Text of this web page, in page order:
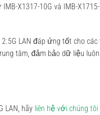
X1317-10G và IMB-
LAN đáp ứng tốt cho
tâm, đảm bảo dữ liệu
LAN, hãy liên hệ với chúng tôi